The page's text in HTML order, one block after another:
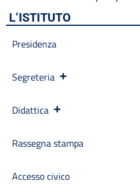
Cookie Policy (UE)
Corsi
D.S.G.A.
Dirigenza
Docenti
FAQ e VideoTutorial Registro
Galleria
Incarichi amministrativi di
L’ISTITUTO
Presidenza
Segreteria
Didattica
Rassegna stampa
Accesso civico